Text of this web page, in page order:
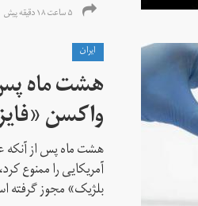
۵ ساعت ۱۸ دقیقه پیش
ايران
هشت ماه پس
واکسن
هشت ماه پس از آنکه
آمریکایی را ممنوع
بلژیک» مجوز